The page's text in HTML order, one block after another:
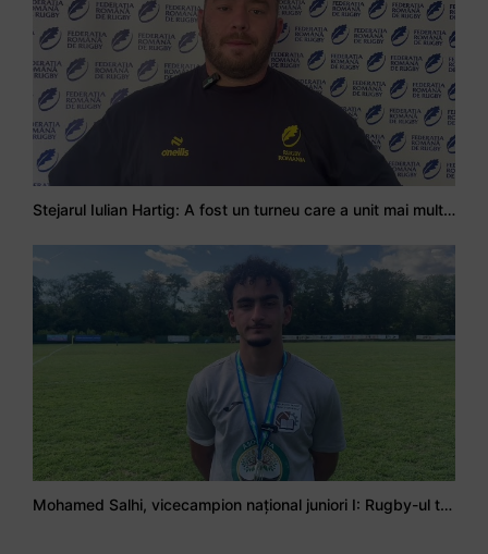
Stejarul Iulian Hartig: A fost un turneu care a unit mai mult echipa
Mohamed Salhi, vicecampion național juniori I: Rugby-ul te învață să accepți și înfrângerile